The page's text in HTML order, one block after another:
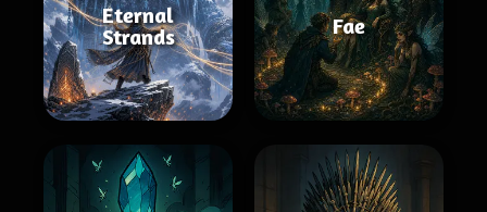
Eternal
Strands
Fae